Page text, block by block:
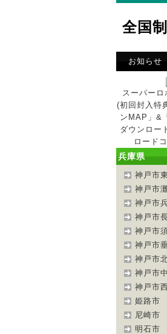
全国
お知らせ
スーパー
(初回封入特
ンMAP」&
ダウンロー
ロード
兵庫県
神戸市
神戸市
神戸市
神戸市
神戸市
神戸市
神戸市
神戸市
神戸市
姫路市
尼崎市
明石市